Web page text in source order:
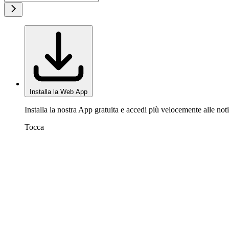
Installa la Web App
Installa la nostra App gratuita e accedi più velocemente alle
Tocca